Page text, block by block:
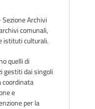
Archivi
comunali,
istituti culturali.
quelli di
gestiti dai singoli
e
per la